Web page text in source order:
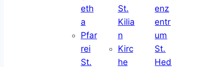
eth
a
Pfar
rei
St.
St.
Kilia
n
Kirc
he
enz
entr
um
St.
Hed